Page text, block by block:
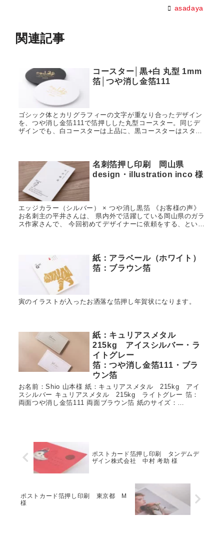
asadaya
関連記事
コースター│黒+白 丸型 1mm
箔│つや消し金箔111
ゴシック体とカリグラフィーの文字が重なり合ったデザイン
を、つや消し金箔111で箔押しした丸型コースター。同じデ
ザインでも、白コースターは上品に、黒コースターはスタイ
名刺箔押し印刷 岡山県
design・illustration inco 様
エッジカラー（シルバー） × つや消し黒箔 《お客様の声》
お名刺主の平井さんは、 県内外で活躍している岡山県のガラ
ス作家さんで、 今回初めてデザイナーに依頼をする、という
紙：アラベール（ホワイト）
箔：ブラウン箔
寅のイラストが入ったお洒落な箔押し年賀状になります。
紙：キュリアスメタル
215kg アイスシルバー・ラ
イトグレー
箔：つや消し金箔111・ブラ
ウン箔
お名前：Shio 山本様 紙：キュリアスメタル 215kg アイ
スシルバー キュリアスメタル 215kg ライトグレー 箔：
両面つや消し金箔111 両面ブラウン箔 紙のサイズ：
ポストカード箔押し印刷 タンデムデ
ザイン株式会社 中村 考助 様
ポストカード箔押し印刷 東京都 M
様